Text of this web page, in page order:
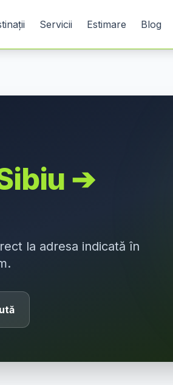
Servicii Estimare Blog
➔
la adresa indicată în